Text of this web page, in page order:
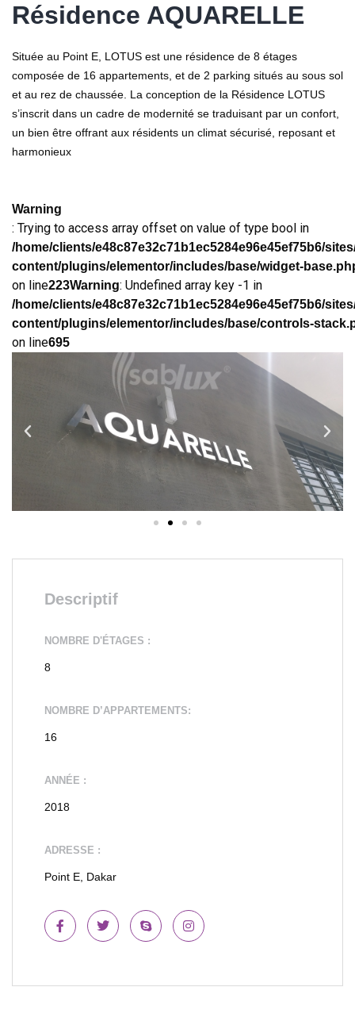
Résidence AQUARELLE
Située au Point E, LOTUS est une résidence de 8 étages
composée de 16 appartements, et de 2 parking situés au sous sol
et au rez de chaussée. La conception de la Résidence LOTUS
s’inscrit dans un cadre de modernité se traduisant par un confort,
un bien être offrant aux résidents un climat sécurisé, reposant et
harmonieux
Warning
: Trying to access array offset on value of type bool in
/home/clients/e48c87e32c71b1ec5284e96e45ef75b6/
content/plugins/elementor/includes/base/widget-
on line223Warning: Undefined array key -1 in
/home/clients/e48c87e32c71b1ec5284e96e45ef75b6/
content/plugins/elementor/includes/base/controls-
on line695
Descriptif
NOMBRE D'ÉTAGES :
8
NOMBRE D’APPARTEMENTS:
16
ANNÉE :
2018
ADRESSE :
Point E, Dakar